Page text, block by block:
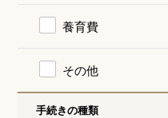
養育費
その他
手続きの種類